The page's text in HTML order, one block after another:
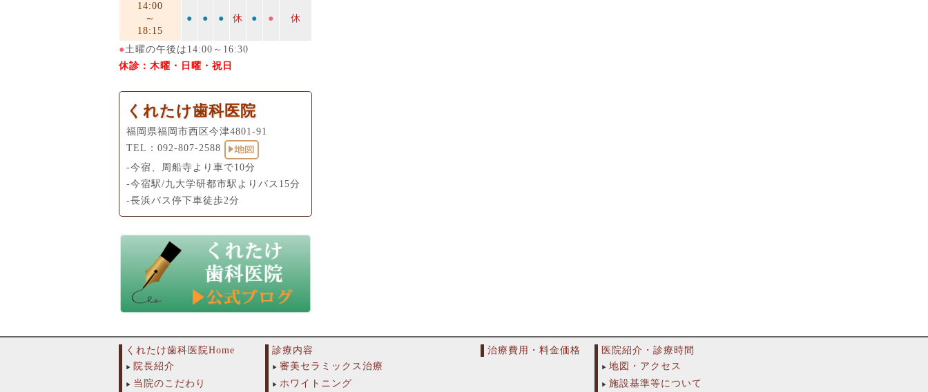
14:00
～
18:15
● ● ● 休 ● ● 休
●土曜の午後は14:00～16:30
休診：木曜・日曜・祝日
くれたけ歯科医院
福岡県福岡市西区今津4801-91
TEL： 092-807-2588
-今宿、周船寺より車で10分
-今宿駅/九大学研都市駅よりバス15分
-長浜バス停下車徒歩2分
くれたけ歯科医院Home
院長紹介
当院のこだわり
診療内容
審美セラミックス治療
ホワイトニング
治療費用・料金価格
医院紹介・診療時間
地図・アクセス
施設基準等について